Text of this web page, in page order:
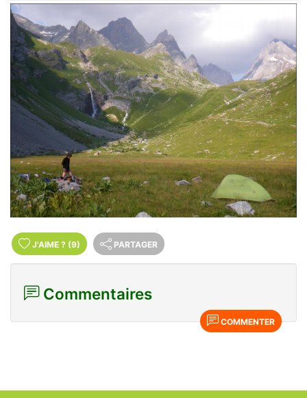
J'AIME ? (9) PARTAGER
Commentaires
COMMENTER